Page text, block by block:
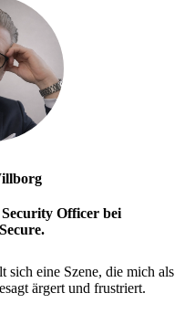
Officer bei
sich eine Szene, die mich als
ärgert und frustriert.